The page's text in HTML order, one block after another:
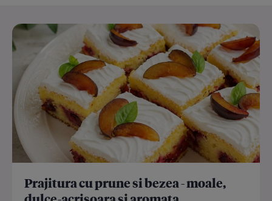
Prajitura cu prune si bezea - moale,